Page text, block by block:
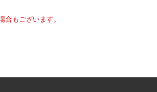
もございます。